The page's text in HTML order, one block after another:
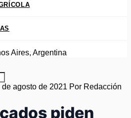
Aires, Argentina
de agosto de 2021 Por Redacción
piden